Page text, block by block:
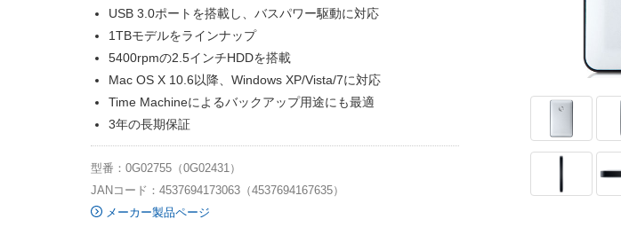
USB 3.0ポートを搭載し、バスパワー駆動に対応
1TBモデルをラインナップ
5400rpmの2.5インチHDDを搭載
Mac OS X 10.6以降、Windows XP/Vista/7に対応
Time Machineによるバックアップ用途にも最適
3年の長期保証
型番：0G02755（0G02431）
JANコード：4537694173063（4537694167635）
メーカー製品ページ